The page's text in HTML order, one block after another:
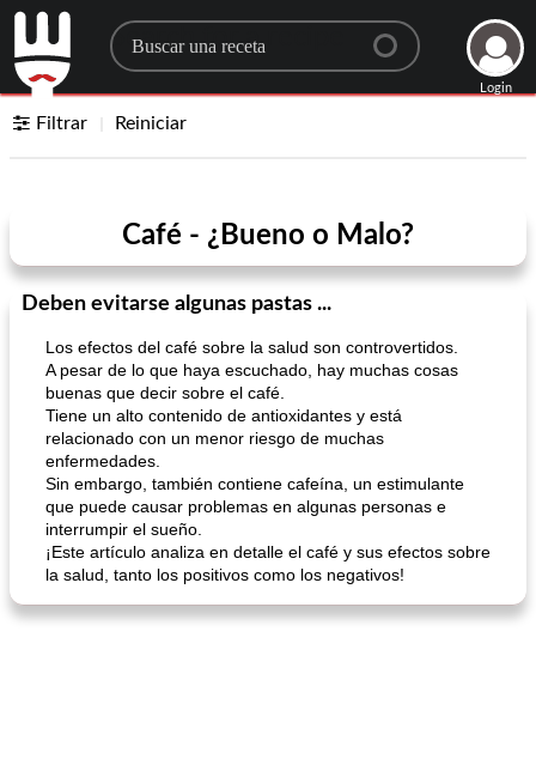
Search for a recipe
Login
Filtrar Reiniciar
Café - ¿Bueno o Malo?
Deben evitarse algunas pastas ...
Los efectos del café sobre la salud son controvertidos.
A pesar de lo que haya escuchado, hay muchas cosas
buenas que decir sobre el café.
Tiene un alto contenido de antioxidantes y está
relacionado con un menor riesgo de muchas
enfermedades.
Sin embargo, también contiene cafeína, un estimulante
que puede causar problemas en algunas personas e
interrumpir el sueño.
¡Este artículo analiza en detalle el café y sus efectos sobre
la salud, tanto los positivos como los negativos!